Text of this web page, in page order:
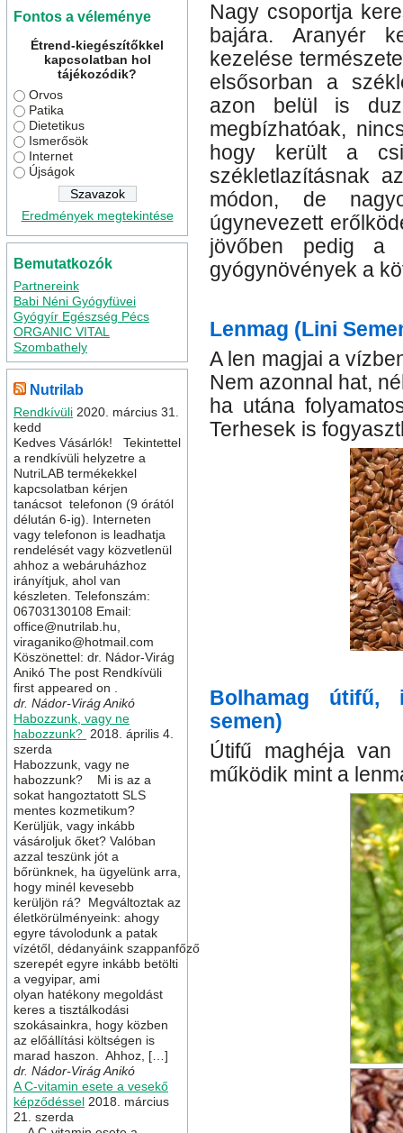
Fontos a véleménye
Étrend-kiegészítőkkel
kapcsolatban hol
tájékozódik?
Orvos
Patika
Dietetikus
Ismerősök
Internet
Újságok
Eredmények megtekintése
Bemutatkozók
Partnereink
Babi Néni Gyógyfüvei
Gyógyír Egészség Pécs
ORGANIC VITAL
Szombathely
Nutrilab
Rendkívüli 2020. március 31.
kedd
Kedves Vásárlók! Tekintettel
a rendkívüli helyzetre a
NutriLAB termékekkel
kapcsolatban kérjen
tanácsot telefonon (9 órától
délután 6-ig). Interneten
vagy telefonon is leadhatja
rendelését vagy közvetlenül
ahhoz a webáruházhoz
irányítjuk, ahol van
készleten. Telefonszám:
06703130108 Email:
office@nutrilab.hu,
viraganiko@hotmail.com
Köszönettel: dr. Nádor-Virág
Anikó The post Rendkívüli
first appeared on .
dr. Nádor-Virág Anikó
Habozzunk, vagy ne
habozzunk? 2018. április 4.
szerda
Habozzunk, vagy ne
habozzunk? Mi is az a
sokat hangoztatott SLS
mentes kozmetikum?
Kerüljük, vagy inkább
vásároljuk őket? Valóban
azzal teszünk jót a
bőrünknek, ha ügyelünk arra,
hogy minél kevesebb
kerüljön rá? Megváltoztak az
életkörülményeink: ahogy
egyre távolodunk a patak
vízétől, dédanyáink szappanfőző
szerepét egyre inkább betölti
a vegyipar, ami
olyan hatékony megoldást
keres a tisztálkodási
szokásainkra, hogy közben
az előállítási költségen is
marad haszon. Ahhoz, […]
dr. Nádor-Virág Anikó
A C-vitamin esete a vesekő
képződéssel 2018. március
21. szerda
Nagy csoportja
bajára. Aranyér
kezelése
elsősorban a
azon belül is
megbízhatóak,
hogy került a
székletlazításnak
módon, de
úgynevezett
jövőben pedig a
gyógynövények a
Lenmag (Lini
A len magjai a
Nem azonnal hat,
ha utána
Terhesek is
Bolhamag útifű,
semen)
Útifű maghéja van
működik mint a